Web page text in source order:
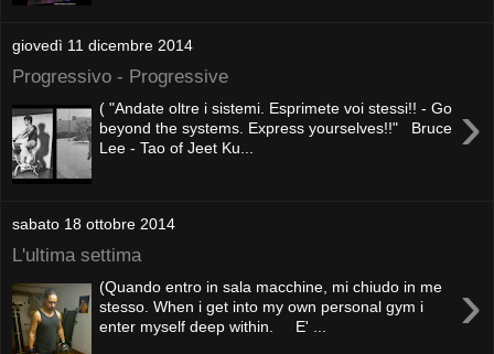
giovedì 11 dicembre 2014
Progressivo - Progressive
›
( "Andate oltre i sistemi. Esprimete voi stessi!! - Go
beyond the systems. Express yourselves!!" Bruce
Lee - Tao of Jeet Ku...
sabato 18 ottobre 2014
L'ultima settima
›
(Quando entro in sala macchine, mi chiudo in me
stesso. When i get into my own personal gym i
enter myself deep within. E' ...